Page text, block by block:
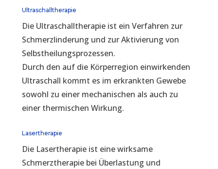
Ultraschalltherapie
Die Ultraschalltherapie ist ein Verfahren zur
Schmerzlinderung und zur Aktivierung von
Selbstheilungsprozessen.
Durch den auf die Körperregion einwirkenden
Ultraschall kommt es im erkrankten Gewebe
sowohl zu einer mechanischen als auch zu
einer thermischen Wirkung.
Lasertherapie
Die Lasertherapie ist eine wirksame
Schmerztherapie bei Überlastung und